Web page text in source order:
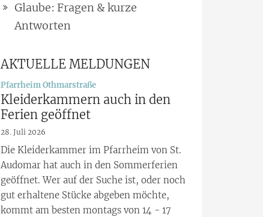
Glaube: Fragen & kurze
Antworten
AKTUELLE MELDUNGEN
Pfarrheim Othmarstraße:
Kleiderkammern auch in den
Ferien geöffnet
28. Juli 2026
Die Kleiderkammer im Pfarrheim von St.
Audomar hat auch in den Sommerferien
geöffnet. Wer auf der Suche ist, oder noch
gut erhaltene Stücke abgeben möchte,
kommt am besten montags von 14 - 17